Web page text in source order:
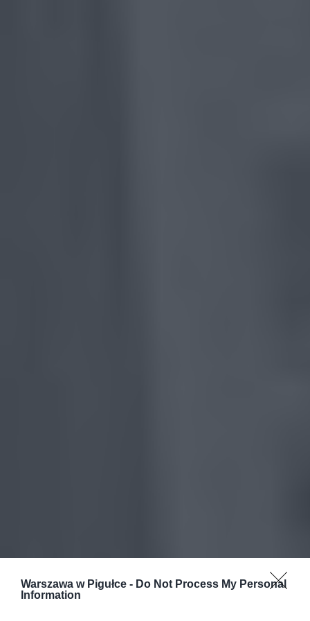
Warszawa w Pigułce - Do Not Process My Personal
Information